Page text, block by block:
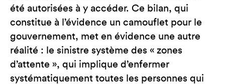
été autorisées à y accéder. Ce bilan, qui
constitue à l’évidence un camouflet pour le
gouvernement, met en évidence une autre
réalité : le sinistre système des « zones
d’attente », qui implique d’enfermer
systématiquement toutes les personnes qui